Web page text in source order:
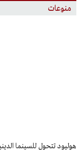
منوعات
هوليود تتحول للسينما الدينية